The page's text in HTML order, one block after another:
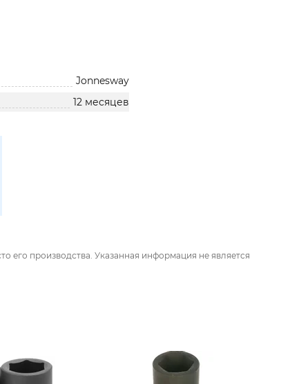
Jonnesway
12 месяцев
его производства. Указанная информация не является